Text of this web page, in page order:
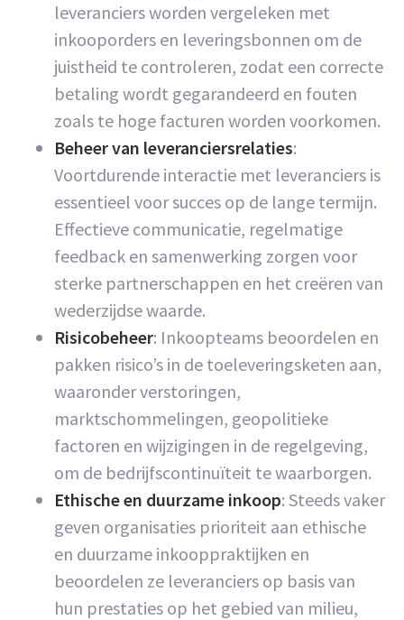
leveranciers worden vergeleken met
inkooporders en leveringsbonnen om de
juistheid te controleren, zodat een correcte
betaling wordt gegarandeerd en fouten
zoals te hoge facturen worden voorkomen.
Beheer van leveranciersrelaties:
Voortdurende interactie met leveranciers is
essentieel voor succes op de lange termijn.
Effectieve communicatie, regelmatige
feedback en samenwerking zorgen voor
sterke partnerschappen en het creëren van
wederzijdse waarde.
Risicobeheer: Inkoopteams beoordelen en
pakken risico’s in de toeleveringsketen aan,
waaronder verstoringen,
marktschommelingen, geopolitieke
factoren en wijzigingen in de regelgeving,
om de bedrijfscontinuïteit te waarborgen.
Ethische en duurzame inkoop: Steeds vaker
geven organisaties prioriteit aan ethische
en duurzame inkooppraktijken en
beoordelen ze leveranciers op basis van
hun prestaties op het gebied van milieu,